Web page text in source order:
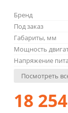
Бренд
Под заказ
Габариты, мм
Мощность
Напряжение
Посмотреть
18 254